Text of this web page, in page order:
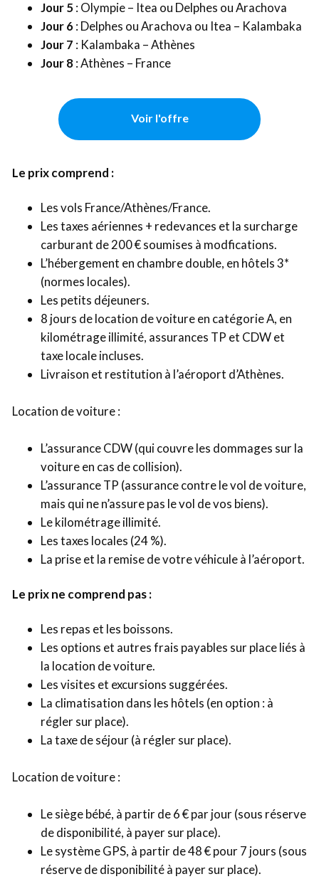
Jour 5 : Olympie – Itea ou Delphes ou Arachova
Jour 6: Delphes ou Arachova ou Itea – Kalambaka
Jour 7 : Kalambaka – Athènes
Jour 8: Athènes – France
Voir l'offre
Le prix comprend :
Les vols France/Athènes/France.
Les taxes aériennes + redevances et la surcharge
carburant de 200 € soumises à modfications.
L’hébergement en chambre double, en hôtels 3*
(normes locales).
Les petits déjeuners.
8 jours de location de voiture en catégorie A, en
kilométrage illimité, assurances TP et CDW et
taxe locale incluses.
Livraison et restitution à l’aéroport d’Athènes.
Location de voiture :
L’assurance CDW (qui couvre les dommages sur la
voiture en cas de collision).
L’assurance TP (assurance contre le vol de voiture,
mais qui ne n’assure pas le vol de vos biens).
Le kilométrage illimité.
Les taxes locales (24 %).
La prise et la remise de votre véhicule à l’aéroport.
Le prix ne comprend pas :
Les repas et les boissons.
Les options et autres frais payables sur place liés à
la location de voiture.
Les visites et excursions suggérées.
La climatisation dans les hôtels (en option : à
régler sur place).
La taxe de séjour (à régler sur place).
Location de voiture :
Le siège bébé, à partir de 6 € par jour (sous réserve
de disponibilité, à payer sur place).
Le système GPS, à partir de 48 € pour 7 jours (sous
réserve de disponibilité à payer sur place).